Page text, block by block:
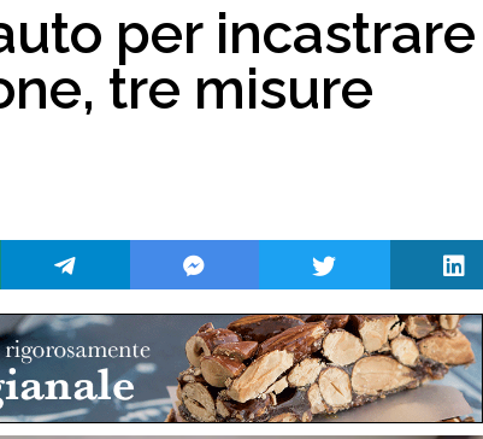
per incastrare
tre misure